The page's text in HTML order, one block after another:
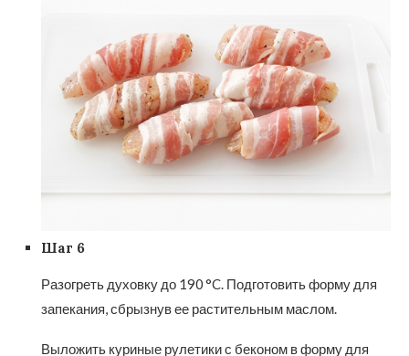
Шаг 6
Разогреть духовку до 190 °C. Подготовить форму для
запекания, сбрызнув ее растительным маслом.
Выложить куриные рулетики с беконом в форму для